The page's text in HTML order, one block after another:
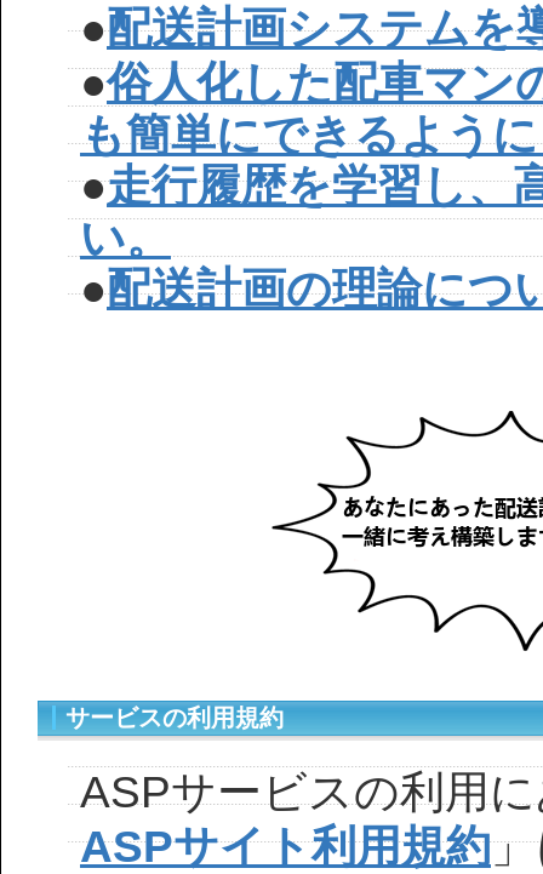
●配送計画システムを
●俗人化した配車マン
も簡単にできるよう
●走行履歴を学習し、
い。
●配送計画の理論につ
サービスの利用規約
ASPサービスの利用
ASPサイト利用規約